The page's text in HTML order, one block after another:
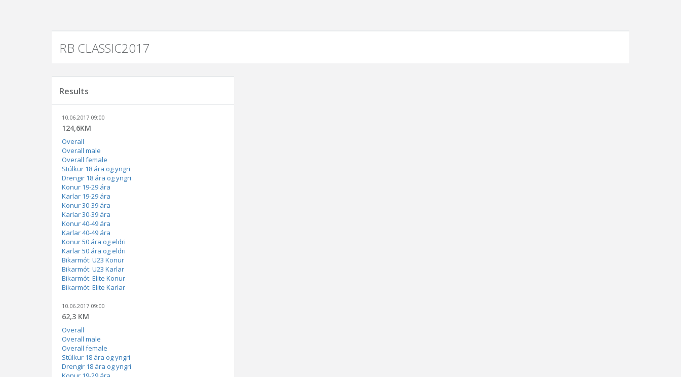
RB CLASSIC2017
Results
10.06.2017 09:00
124,6KM
Overall
Overall male
Overall female
Stúlkur 18 ára og yngri
Drengir 18 ára og yngri
Konur 19-29 ára
Karlar 19-29 ára
Konur 30-39 ára
Karlar 30-39 ára
Konur 40-49 ára
Karlar 40-49 ára
Konur 50 ára og eldri
Karlar 50 ára og eldri
Bikarmót: U23 Konur
Bikarmót: U23 Karlar
Bikarmót: Elite Konur
Bikarmót: Elite Karlar
10.06.2017 09:00
62,3 KM
Overall
Overall male
Overall female
Stúlkur 18 ára og yngri
Drengir 18 ára og yngri